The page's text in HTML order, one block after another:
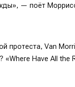
— поёт
протеста, Van
Have All the